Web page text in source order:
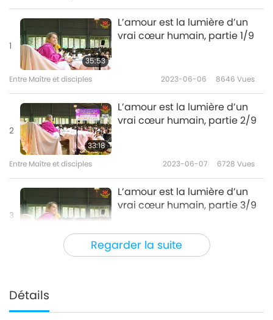
Regarder la suite
1
35:53
L’amour est la lumière d’un
vrai cœur humain, partie 1/9
Entre Maître et disciples 2023-06-06 8646 Vues
2
33:18
L’amour est la lumière d’un
vrai cœur humain, partie 2/9
Entre Maître et disciples 2023-06-07 6728 Vues
3
L’amour est la lumière d’un
vrai cœur humain, partie 3/9
Entre Maître et disciples 2023-06-08
33:40
Détails